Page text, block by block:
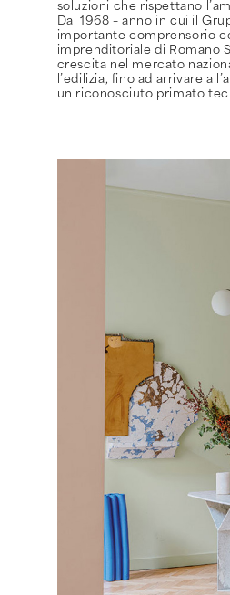
soluzioni che rispettano
Dal 1968 – anno in cui il
importante comprensorio
imprenditoriale di Romano
crescita nel mercato
l’edilizia, fino ad arrivare
un riconosciuto primato